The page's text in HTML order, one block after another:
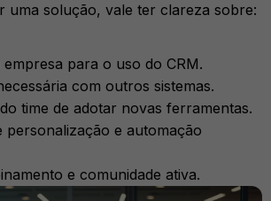
uma solução, vale ter clareza sobre:
empresa para o uso do CRM.
com outros sistemas.
time de adotar novas ferramentas.
personalização e automação
e comunidade ativa.